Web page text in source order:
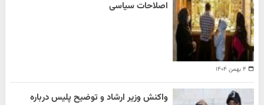
۴ بهمن ۱۴۰۴
اصلاحات سیاسی
واکنش وزیر ارشاد و توضیح پلیس درباره